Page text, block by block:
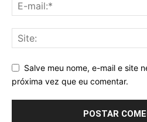
Salve meu nome, e-mail e site
próxima vez que eu comentar.